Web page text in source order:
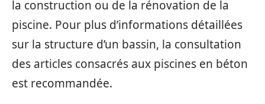
la construction ou de la rénovation de la
piscine. Pour plus d’informations détaillées
sur la structure d’un bassin, la consultation
des articles consacrés aux piscines en béton
est recommandée.